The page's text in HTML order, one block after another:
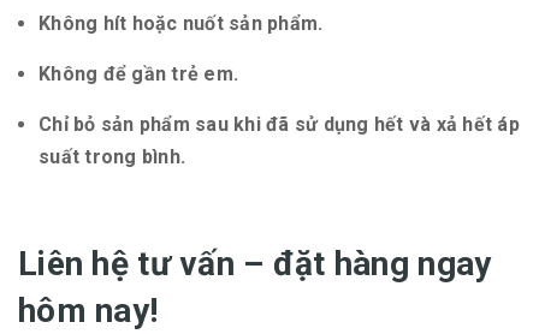
Không hít hoặc nuốt sản phẩm.
Không để gần trẻ em.
Chỉ bỏ sản phẩm sau khi đã sử dụng hết và xả hết áp
suất trong bình.
Liên hệ tư vấn – đặt hàng ngay
hôm nay!